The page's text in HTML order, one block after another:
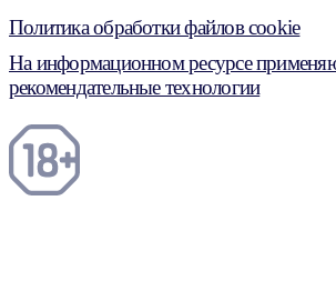
Политика обработки файлов cookie
На информационном ресурсе
рекомендательные технологии